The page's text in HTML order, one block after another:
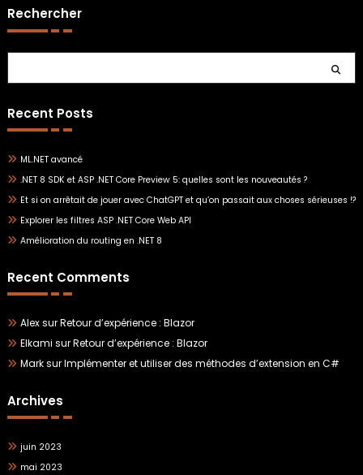
Rechercher
Recent Posts
ML.NET avancé
.NET 8 SDK et ASP .NET Core Preview 5: quelles sont les nouveautés ?
Et si on arrêtait de jouer avec ChatGPT et qu’on passait aux choses sérieuses !?
Explorer les filtres ASP .NET Core Web API
Amélioration du routing en .NET 8
Recent Comments
AlexsurRetour d’expérience : Blazor
Elkami surRetour d’expérience : Blazor
MarksurImplémenter et utiliser des méthodes d’extension en C#
Archives
juin 2023
mai 2023